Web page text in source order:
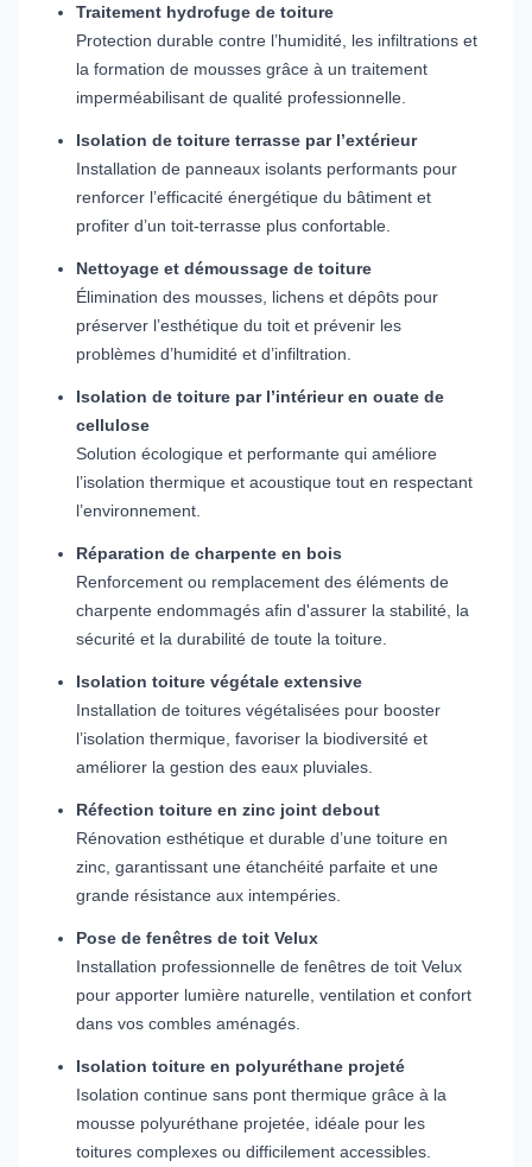
Traitement hydrofuge de toiture
Protection durable contre l’humidité, les infiltrations et
la formation de mousses grâce à un traitement
imperméabilisant de qualité professionnelle.
Isolation de toiture terrasse par l’extérieur
Installation de panneaux isolants performants pour
renforcer l’efficacité énergétique du bâtiment et
profiter d’un toit-terrasse plus confortable.
Nettoyage et démoussage de toiture
Élimination des mousses, lichens et dépôts pour
préserver l’esthétique du toit et prévenir les
problèmes d’humidité et d’infiltration.
Isolation de toiture par l’intérieur en ouate de
cellulose
Solution écologique et performante qui améliore
l’isolation thermique et acoustique tout en respectant
l’environnement.
Réparation de charpente en bois
Renforcement ou remplacement des éléments de
charpente endommagés afin d'assurer la stabilité, la
sécurité et la durabilité de toute la toiture.
Isolation toiture végétale extensive
Installation de toitures végétalisées pour booster
l’isolation thermique, favoriser la biodiversité et
améliorer la gestion des eaux pluviales.
Réfection toiture en zinc joint debout
Rénovation esthétique et durable d’une toiture en
zinc, garantissant une étanchéité parfaite et une
grande résistance aux intempéries.
Pose de fenêtres de toit Velux
Installation professionnelle de fenêtres de toit Velux
pour apporter lumière naturelle, ventilation et confort
dans vos combles aménagés.
Isolation toiture en polyuréthane projeté
Isolation continue sans pont thermique grâce à la
mousse polyuréthane projetée, idéale pour les
toitures complexes ou difficilement accessibles.